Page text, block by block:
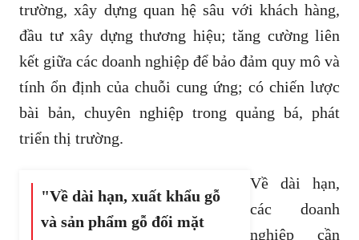
trường, xây dựng quan hệ sâu với khách hàng,
đầu tư xây dựng thương hiệu; tăng cường liên
kết giữa các doanh nghiệp để bảo đảm quy mô và
tính ổn định của chuỗi cung ứng; có chiến lược
bài bản, chuyên nghiệp trong quảng bá, phát
triển thị trường.
"Về dài hạn, xuất khẩu gỗ
và sản phẩm gỗ đối mặt
Về dài hạn,
các doanh
nghiệp cần